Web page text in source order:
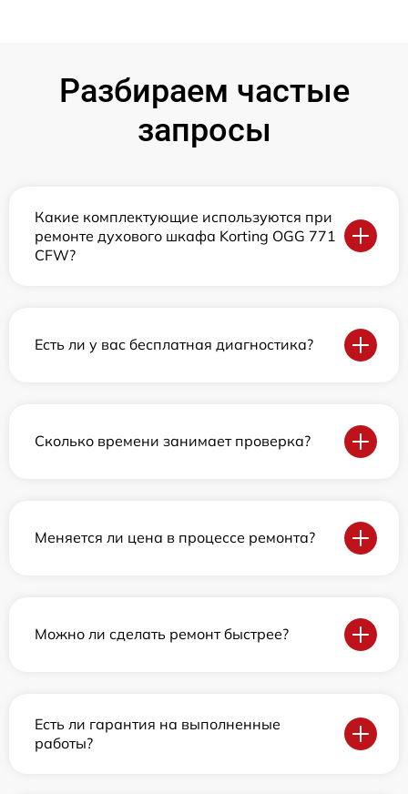
Разбираем частые
запросы
Какие комплектующие используются при
ремонте духового шкафа Korting OGG 771
CFW?
Есть ли у вас бесплатная диагностика?
Сколько времени занимает проверка?
Меняется ли цена в процессе ремонта?
Можно ли сделать ремонт быстрее?
Есть ли гарантия на выполненные
работы?